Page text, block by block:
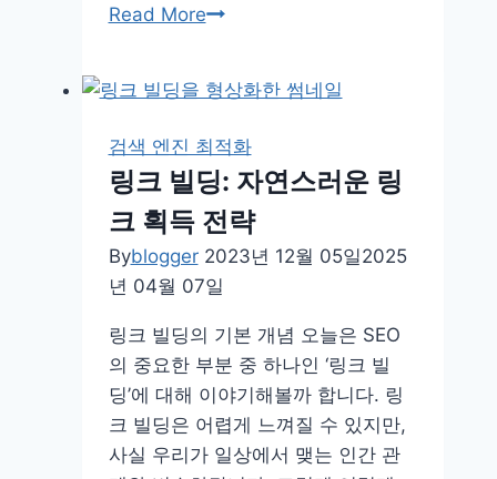
용,
속
모
바
일
페
이
지)
Read More구
최
화
된
콘
텐
츠
략:
구
글
E-
A-
검색 엔진 최적화
링크 빌딩: 자연스러운 링
크 획득 전략
Byblogger 2023년 12월 05일2025
년 04월 07일
링크 빌딩의 기본 개념 오늘은 SEO
의 중요한 부분 중 하나인 ‘링크 빌
딩’에 대해 이야기해볼까 합니다. 링
크 빌딩은 어렵게 느껴질 수 있지만,
사실 우리가 일상에서 맺는 인간 관